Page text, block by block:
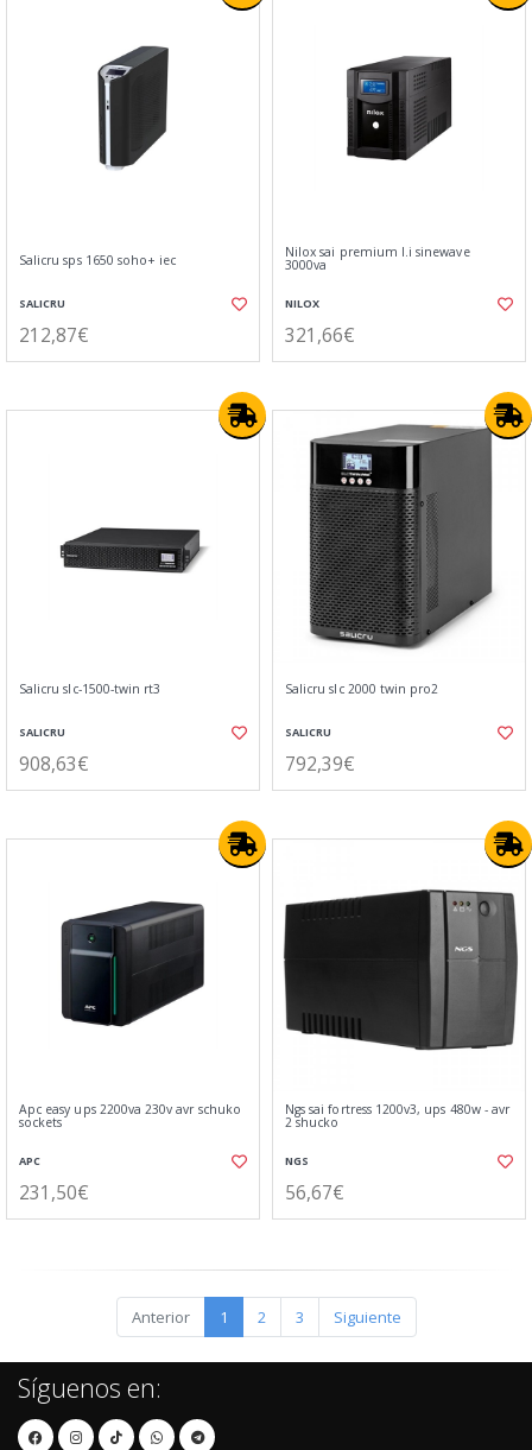
Salicru sps 1650 soho+ iec
SALICRU
212,87€
Nilox sai premium l.i sinewave
3000va
NILOX
321,66€
Salicru slc-1500-twin rt3
SALICRU
908,63€
Salicru slc 2000 twin pro2
SALICRU
792,39€
Apc easy ups 2200va 230v avr schuko
sockets
APC
231,50€
Ngs sai fortress 1200v3, ups 480w - avr
2 shucko
NGS
56,67€
Anterior 1 2 3 Siguiente
Síguenos en: